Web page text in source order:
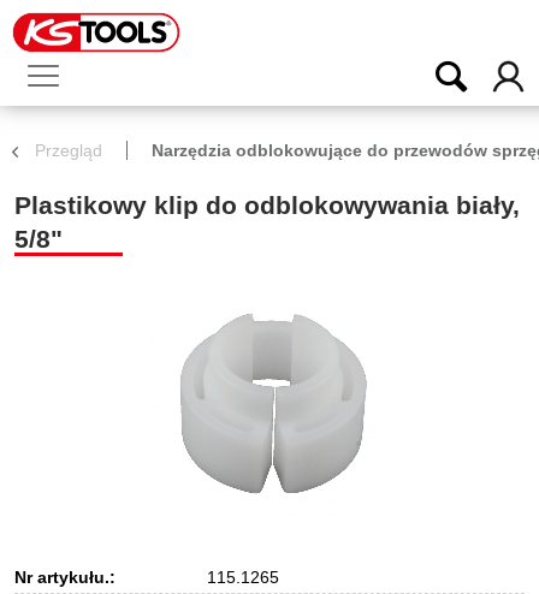
Przegląd Narzędzia odblokowujące do przewodów
Plastikowy klip do odblokowywania biały,
5/8"
Nr artykułu.:
115.1265